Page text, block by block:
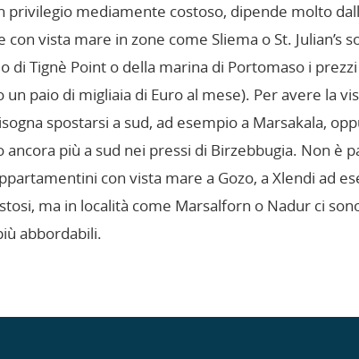
privilegio mediamente costoso, dipende molto
con vista mare in zone come Sliema o St. Julian’s
di Tignè Point o della marina di Portomaso i
un paio di migliaia di Euro al mese). Per avere la
spostarsi a sud, ad esempio a Marsakala,
ancora più a sud nei pressi di Birzebbugia. Non è
con vista mare a Gozo, a Xlendi ad
ma in località come Marsalforn o Nadur ci
abbordabili.